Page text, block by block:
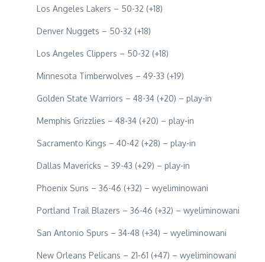
Los Angeles Lakers – 50-32 (+18)
Denver Nuggets – 50-32 (+18)
Los Angeles Clippers – 50-32 (+18)
Minnesota Timberwolves – 49-33 (+19)
Golden State Warriors – 48-34 (+20) – play-in
Memphis Grizzlies – 48-34 (+20) – play-in
Sacramento Kings – 40-42 (+28) – play-in
Dallas Mavericks – 39-43 (+29) – play-in
Phoenix Suns – 36-46 (+32) – wyeliminowani
Portland Trail Blazers – 36-46 (+32) – wyeliminowani
San Antonio Spurs – 34-48 (+34) – wyeliminowani
New Orleans Pelicans – 21-61 (+47) – wyeliminowani